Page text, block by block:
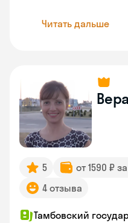
Читать дальше
Вера
5 от 1590 ₽
4 отзыва
Тамбовский